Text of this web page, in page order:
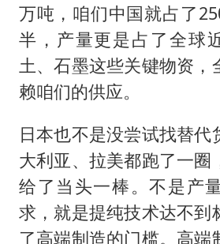
万吨，咱们中国就占了
半，产量更是占了全球
土、石墨这些关键物资，
赖咱们的供应。
日本也不是没尝试找替代
大利亚、拉美都跑了一圈
给了当头一棒。不是产
求，就是提纯技术达不到
了高端制造的门槛。高端